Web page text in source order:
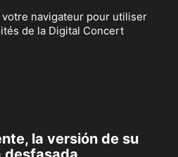
navigateur pour utiliser
de la Digital Concert
la versión de su